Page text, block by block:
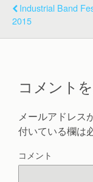
Industrial Band
2015
コメント
メールアドレス
付いている欄は
コメント